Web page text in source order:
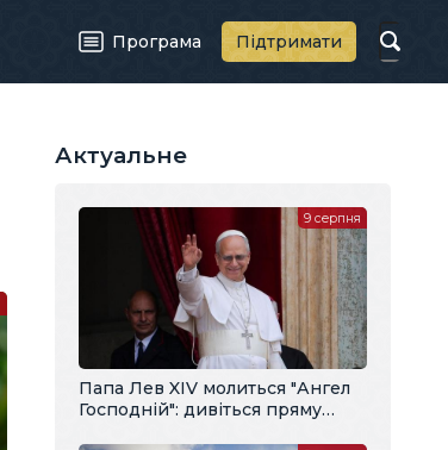
Програма Підтримати
Актуальне
Папа Лев XIV молиться "Ангел
Господній": дивіться пряму
9 серпня